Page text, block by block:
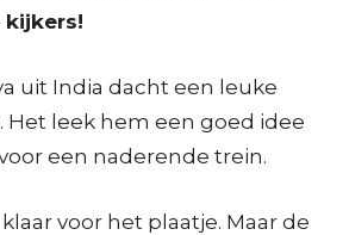
kijkers!
uit India dacht een leuke
Het leek hem een goed idee
een naderende trein.
voor het plaatje. Maar de